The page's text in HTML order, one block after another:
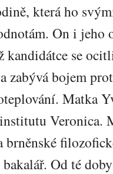
která ho
On i jeho
kandidátce se
zabývá bojem
Matka
Veronica.
brněnské
Od té